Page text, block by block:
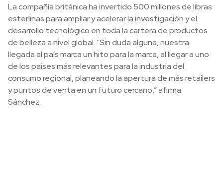
La compañía británica ha invertido 500 millones de libras
esterlinas para ampliar y acelerar la investigación y el
desarrollo tecnológico en toda la cartera de productos
de belleza a nivel global. “Sin duda alguna, nuestra
llegada al país marca un hito para la marca, al llegar a uno
de los países más relevantes para la industria del
consumo regional, planeando la apertura de más retailers
y puntos de venta en un futuro cercano,” afirma
Sánchez.